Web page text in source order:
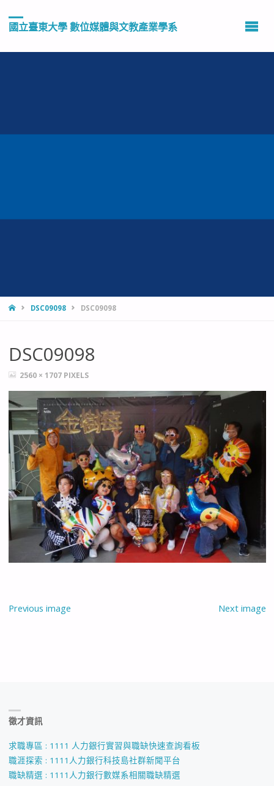
國立臺東大學 數位媒體與文教產業學系
HOMEDSC09098 DSC09098
DSC09098
FULL2560 × 1707 PIXELS
Previous image Next image
徵才資訊
求職專區 : 1111 人力銀行實習與職缺快速查詢看板
職涯探索 : 1111人力銀行科技島社群新聞平台
職缺精選 : 1111人力銀行數媒系相關職缺精選